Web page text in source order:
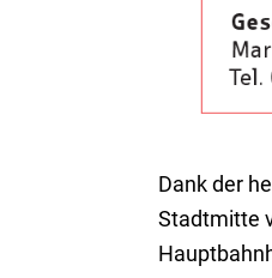
Dank der
Stadtmitte